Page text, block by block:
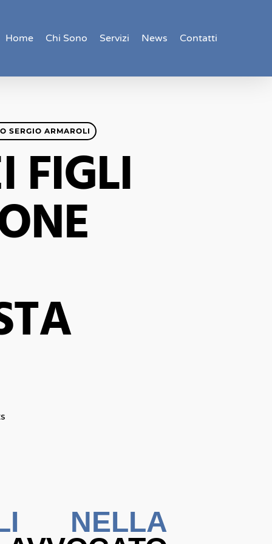
Home Chi Sono Servizi News Contatti
SERGIO ARMAROLI
FIGLI
NELLA